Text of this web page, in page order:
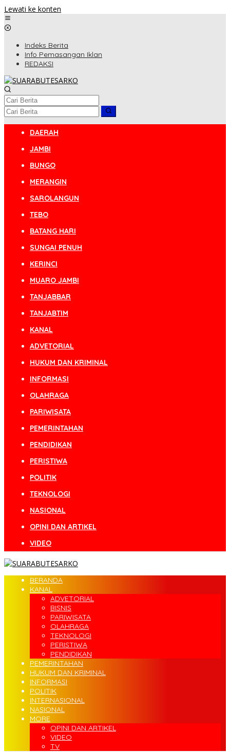
Lewati ke konten
Indeks Berita
Info Pemasangan Iklan
REDAKSI
DAERAH
JAMBI
BUNGO
MERANGIN
SAROLANGUN
TEBO
BATANG HARI
SUNGAI PENUH
KERINCI
MUARO JAMBI
TANJABBAR
TANJABTIM
KANAL
ADVETORIAL
HUKUM DAN KRIMINAL
INFORMASI
OLAHRAGA
PARIWISATA
PEMERINTAHAN
PENDIDIKAN
PERISTIWA
POLITIK
TEKNOLOGI
NASIONAL
OPINI DAN ARTIKEL
VIDEO
BERANDA
KANAL
ADVETORIAL
BISNIS
PARIWISATA
OLAHRAGA
TEKNOLOGI
PERISTIWA
PENDIDIKAN
PEMERINTAHAN
HUKUM DAN KRIMINAL
INFORMASI
POLITIK
INTERNASIONAL
NASIONAL
MORE
OPINI DAN ARTIKEL
VIDEO
TV